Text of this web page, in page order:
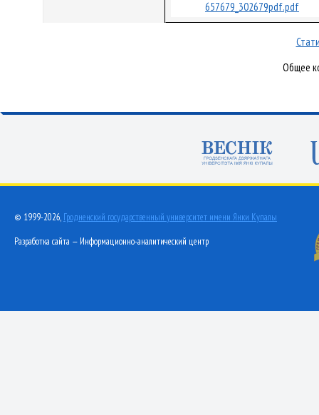
657679_302679pdf.pdf
Общее
© 1999-2026, Гродненский государственный университет имени Янки Купалы
Разработка сайта — Информационно-аналитический центр